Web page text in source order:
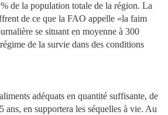
de la population totale de la région. La
de ce que la FAO appelle «la faim
se situant en moyenne à 300
de la survie dans des conditions
adéquats en quantité suffisante, de
ans, en supportera les séquelles à vie. Au